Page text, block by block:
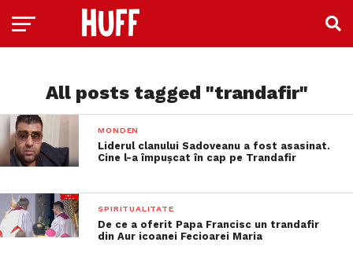
All posts tagged "trandafir"
MONDEN
Liderul clanului Sadoveanu a fost asasinat.
Cine l-a împușcat în cap pe Trandafir
SPIRITUALITATE
De ce a oferit Papa Francisc un trandafir
din Aur icoanei Fecioarei Maria